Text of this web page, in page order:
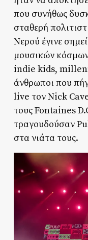
που συνήθως
σταθερή
Νερού έγινε
μουσικών
indie kids,
άνθρωποι που
live τον Nick
τους Fontaines
τραγουδούσαν
στα νιάτα τους.